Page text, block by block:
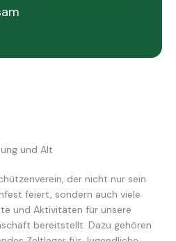
und Alt
der nicht nur sein
feiert, sondern auch viele
und Aktivitäten für unsere
bereitstellt. Dazu gehören